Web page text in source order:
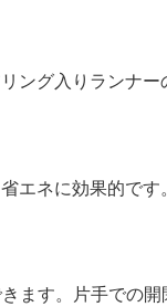
グ入りランナー
エネに効果的です
す。片手での開